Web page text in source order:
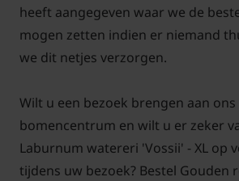
heeft aangegeven waar we de
mogen zetten indien er niemand
we dit netjes verzorgen.
Wilt u een bezoek brengen aan
bomencentrum en wilt u er zeker
Laburnum watereri 'Vossii' - XL op
tijdens uw bezoek? Bestel Gouden